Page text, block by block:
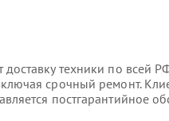
техники по всей
срочный ремонт.
постгарантийное